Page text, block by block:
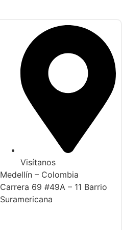
Visítanos
Medellín – Colombia
Carrera 69 #49A – 11 Barrio
Suramericana